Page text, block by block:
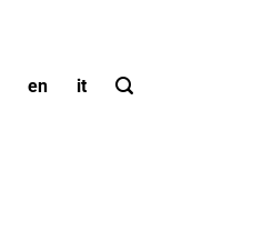
en it